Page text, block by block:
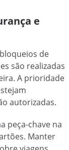
e
de
são realizadas
A prioridade
autorizadas.
peça-chave na
Manter